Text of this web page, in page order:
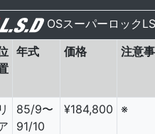
OSスーパーロック
年式 価格 注意
リ
85/9〜
91/10
¥184,800 ※